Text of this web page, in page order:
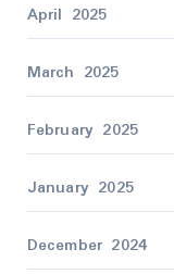
April 2025
March 2025
February 2025
January 2025
December 2024